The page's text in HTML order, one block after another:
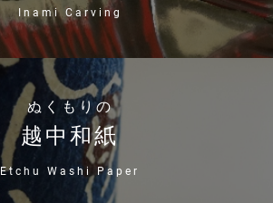
Inami Carving
ぬくもりの
越中和紙
Etchu Washi Paper